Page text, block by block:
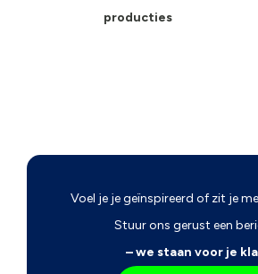
producties
Voel je je geïnspireerd of zit je
Stuur ons gerust een
– we staan voor je